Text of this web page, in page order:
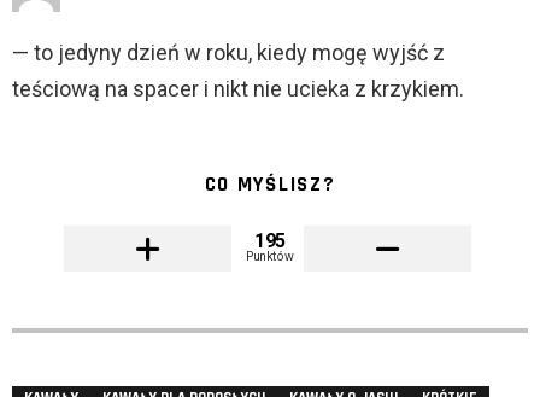
— to jedyny dzień w roku, kiedy mogę wyjść z
teściową na spacer i nikt nie ucieka z krzykiem.
CO MYŚLISZ?
195
Punktów